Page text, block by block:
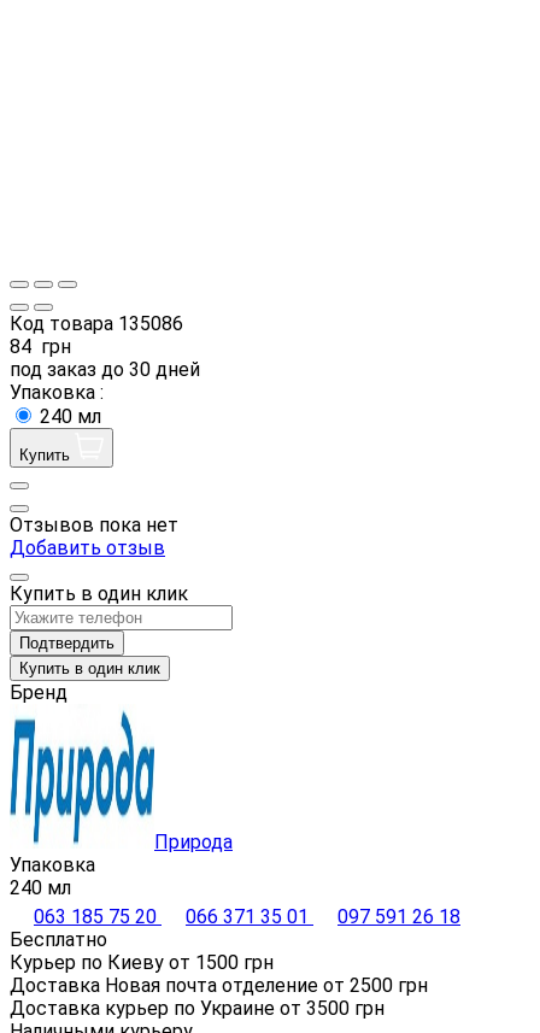
Код товара 135086
84 грн
под заказ до 30 дней
Упаковка :
240 мл
Купить
Отзывов пока нет
Добавить отзыв
Купить в один клик
Подтвердить
Купить в один клик
Бренд
Природа
Упаковка
240 мл
063 185 75 20
066 371 35 01
097 591 26 18
Бесплатно
Курьер по Киеву от 1500 грн
Доставка Новая почта отделение от 2500 грн
Доставка курьер по Украине от 3500 грн